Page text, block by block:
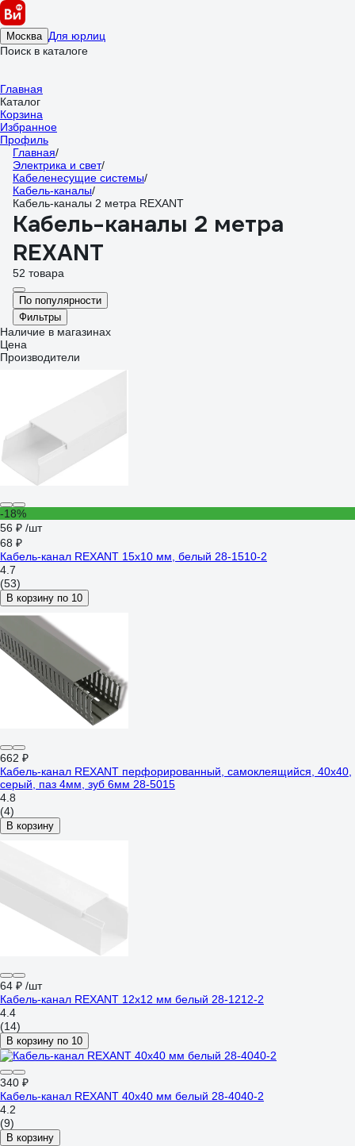
Москва Для юрлиц
Поиск в каталоге
Главная
Каталог
Корзина
Избранное
Профиль
Главная/
Электрика и свет/
Кабеленесущие системы/
Кабель-каналы/
Кабель-каналы 2 метра REXANT
Кабель-каналы 2 метра
REXANT
52 товара
По популярности
Фильтры
Наличие в магазинах
Цена
Производители
-18%
56 ₽ /шт
68 ₽
Кaбель-канал REXANT 15x10 мм, белый 28-1510-2
4.7
(53)
В корзину по 10
662 ₽
Кабель-канал REXANT перфорированный, самоклеящийся, 40x40,
серый, паз 4мм, зуб 6мм 28-5015
4.8
(4)
В корзину
64 ₽ /шт
Кабель-канал REXANT 12x12 мм белый 28-1212-2
4.4
(14)
В корзину по 10
340 ₽
Кабель-канал REXANT 40x40 мм белый 28-4040-2
4.2
(9)
В корзину